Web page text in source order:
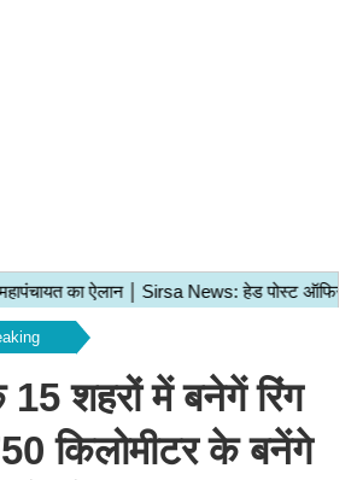
शहरों में बनेगें रिंग
किलोमीटर के बनेंगे